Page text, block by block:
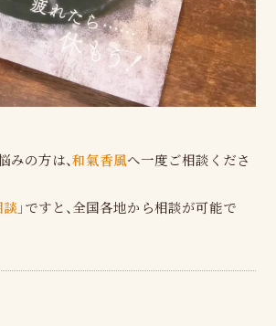
みの方は、和氣香風へ一度ご相談くださ
談」ですと、全国各地から相談が可能で